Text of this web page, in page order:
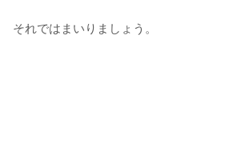
それではまいりましょう。